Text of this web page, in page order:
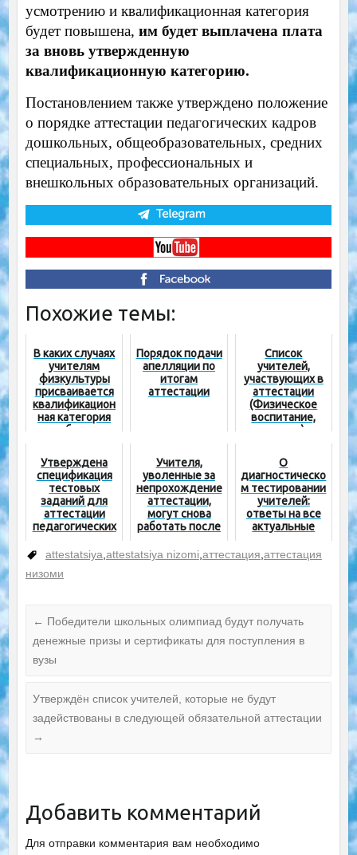
усмотрению и квалификационная категория
будет повышена, им будет выплачена плата
за вновь утвержденную
квалификационную категорию.
Постановлением также утверждено положение
о порядке аттестации педагогических кадров
дошкольных, общеобразовательных, средних
специальных, профессиональных и
внешкольных образовательных организаций.
Похожие темы:
В каких случаях
учителям
физкультуры
присваивается
квалификацион
ная категория
без
Порядок подачи
апелляции по
итогам
аттестации
Список
учителей,
участвующих в
аттестации
(Физическое
воспитание,
музыка)
Утверждена
спецификация
тестовых
заданий для
аттестации
педагогических
Учителя,
уволенные за
непрохождение
аттестации,
могут снова
работать после
профессиональ
О
диагностическо
м тестировании
учителей:
ответы на все
актуальные
attestatsiya,attestatsiya nizomi,аттестация,аттестация
низоми
← Победители школьных олимпиад будут получать
денежные призы и сертификаты для поступления в
вузы
Утверждён список учителей, которые не будут
задействованы в следующей обязательной аттестации
→
Добавить комментарий
Для отправки комментария вам необходимо